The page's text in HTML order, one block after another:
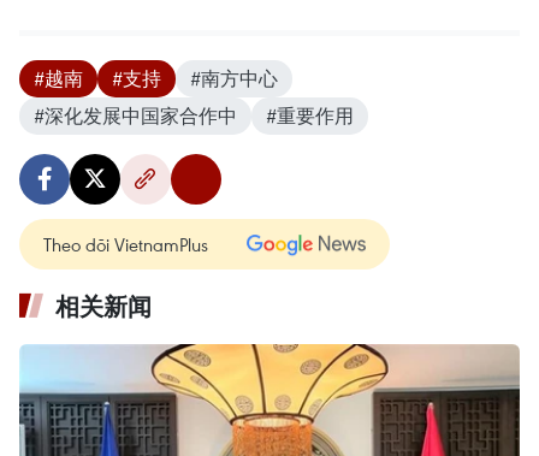
#越南 #支持
#南方中心
#深化发展中国家合作中
#重要作用
Theo dõi VietnamPlus
相关新闻